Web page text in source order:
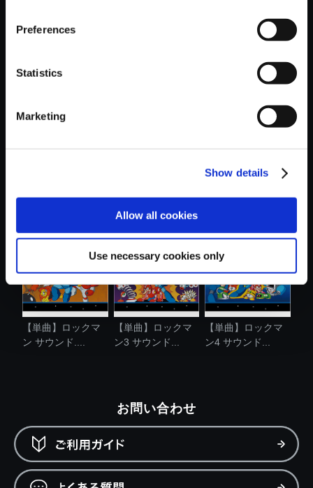
Preferences
Statistics
Marketing
Show details
Allow all cookies
Use necessary cookies only
おすすめ商品
【単曲】ロックマ
ン サウンド....
【単曲】ロックマ
ン3 サウンド...
【単曲】ロックマ
ン4 サウンド...
お問い合わせ